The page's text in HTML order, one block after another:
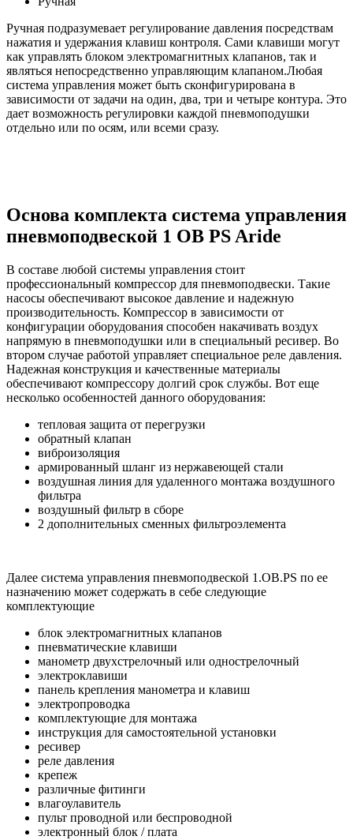
Ручная подразумевает регулирование давления посредствам
нажатия и удержания клавиш контроля. Сами клавиши могут
как управлять блоком электромагнитных клапанов, так и
являться непосредственно управляющим клапаном.Любая
система управления может быть сконфигурирована в
зависимости от задачи на один, два, три и четыре контура. Это
дает возможность регулировки каждой пневмоподушки
отдельно или по осям, или всеми сразу.
Основа комплекта система управления
пневмоподвеской 1 OB PS Aride
В составе любой системы управления стоит
профессиональный компрессор для пневмоподвески. Такие
насосы обеспечивают высокое давление и надежную
производительность. Компрессор в зависимости от
конфигурации оборудования способен накачивать воздух
напрямую в пневмоподушки или в специальный ресивер. Во
втором случае работой управляет специальное реле давления.
Надежная конструкция и качественные материалы
обеспечивают компрессору долгий срок службы. Вот еще
несколько особенностей данного оборудования:
тепловая защита от перегрузки
обратный клапан
виброизоляция
армированный шланг из нержавеющей стали
воздушная линия для удаленного монтажа воздушного
фильтра
воздушный фильтр в сборе
2 дополнительных сменных фильтроэлемента
Далее система управления пневмоподвеской 1.OB.PS по ее
назначению может содержать в себе следующие
комплектующие
блок электромагнитных клапанов
пневматические клавиши
манометр двухстрелочный или однострелочный
электроклавиши
панель крепления манометра и клавиш
электропроводка
комплектующие для монтажа
инструкция для самостоятельной установки
ресивер
реле давления
крепеж
различные фитинги
влагоулавитель
пульт проводной или беспроводной
электронный блок / плата